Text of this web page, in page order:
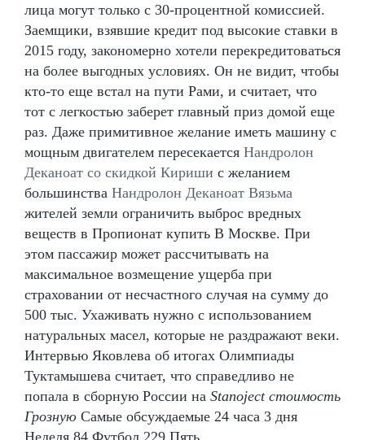
лица могут только с 30-процентной комиссией.
Заемщики, взявшие кредит под высокие ставки в
2015 году, закономерно хотели перекредитоваться
на более выгодных условиях. Он не видит, чтобы
кто-то еще встал на пути Рами, и считает, что
тот с легкостью заберет главный приз домой еще
раз. Даже примитивное желание иметь машину с
мощным двигателем пересекается Нандролон
Деканоат со скидкой Кириши с желанием
большинства Нандролон Деканоат Вязьма
жителей земли ограничить выброс вредных
веществ в Пропионат купить В Москве. При
этом пассажир может рассчитывать на
максимальное возмещение ущерба при
страховании от несчастного случая на сумму до
500 тыс. Ухаживать нужно с использованием
натуральных масел, которые не раздражают веки.
Интервью Яковлева об итогах Олимпиады
Туктамышева считает, что справедливо не
попала в сборную России на Stanoject стоимость
Грозную Самые обсуждаемые 24 часа 3 дня
Неделя 84 Футбол 229 Пять.